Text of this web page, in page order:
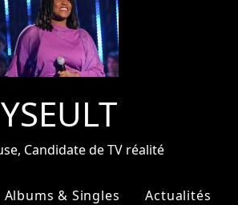
YSEULT
Candidate de TV réalité
Albums & Singles Actualités